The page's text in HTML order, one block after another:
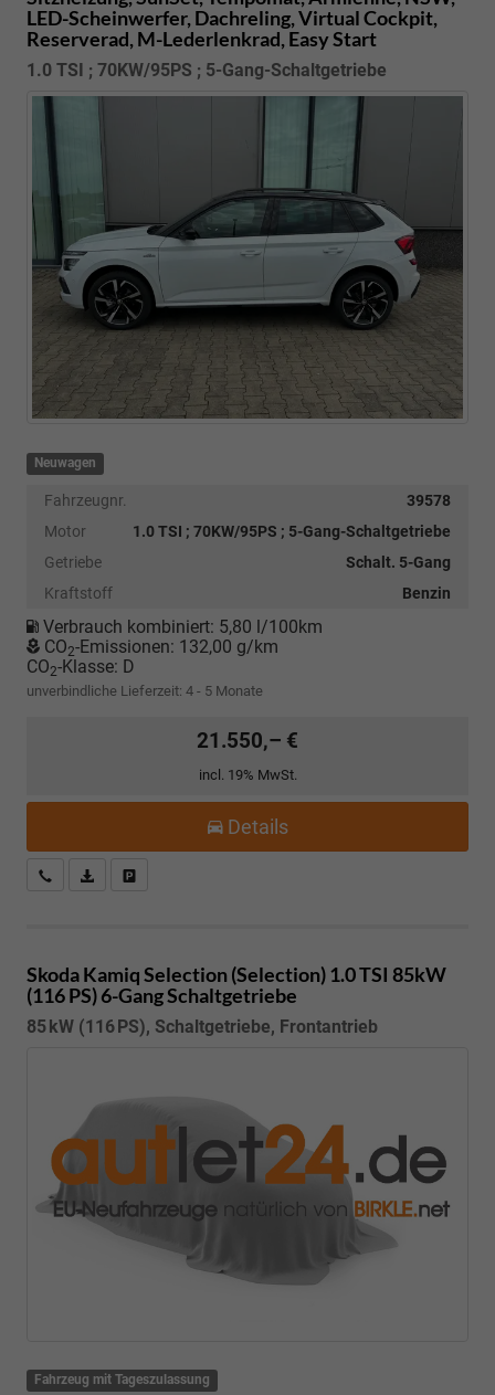
LED-Scheinwerfer, Dachreling, Virtual Cockpit,
Reserverad, M-Lederlenkrad, Easy Start
1.0 TSI ; 70KW/95PS ; 5-Gang-Schaltgetriebe
Neuwagen
Fahrzeugnr.
39578
Motor
1.0 TSI ; 70KW/95PS ; 5-Gang-Schaltgetriebe
Getriebe
Schalt. 5-Gang
Kraftstoff
Benzin
Verbrauch kombiniert: 5,80 l/100km
CO2-Emissionen: 132,00 g/km
CO2-Klasse: D
unverbindliche Lieferzeit: 4 - 5 Monate
21.550,– €
incl. 19% MwSt.
Details
Kostenloser Rückruf-Service
PDF-Datei, Fahrzeugexposé drucken
Skoda KamiqSelection (Selection) 1.0 TSI 85kW
(116 PS) 6-Gang Schaltgetriebe
85 kW (116 PS), Schaltgetriebe, Frontantrieb
Fahrzeug mit Tageszulassung